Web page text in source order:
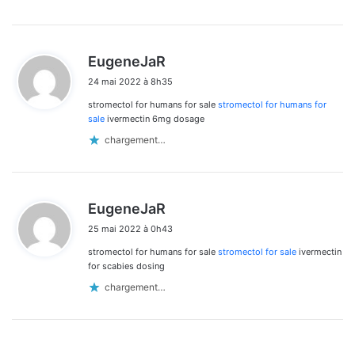
EugeneJaR
t
:
24 mai 2022 à 8h35
stromectol for humans for sale stromectol for humans for
sale ivermectin 6mg dosage
chargement…
EugeneJaR
t
25 mai 2022 à 0h43
stromectol for humans for sale stromectol for sale ivermectin
for scabies dosing
chargement…